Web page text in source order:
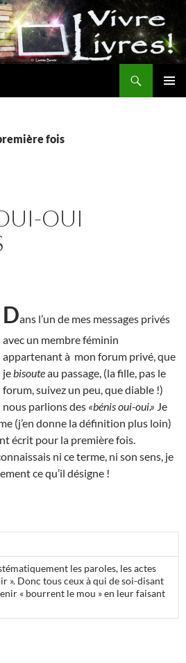
fois
OUI
Dans l’un de mes messages privés
avec un membre féminin
appartenant à mon forum privé, que
je bisouteau passage, (la fille, pas le
forum, suivez un peu, que diable !)
nous parlions des «bénis oui-oui.» Je
(j’en donne la définition plus loin)
écrit pour la première fois.
ni ce terme, ni son sens, je
ce qu’il désigne !
les paroles, les actes
». Donc tous ceux à qui de soi-disant
« bourrent le mou » en leur faisant